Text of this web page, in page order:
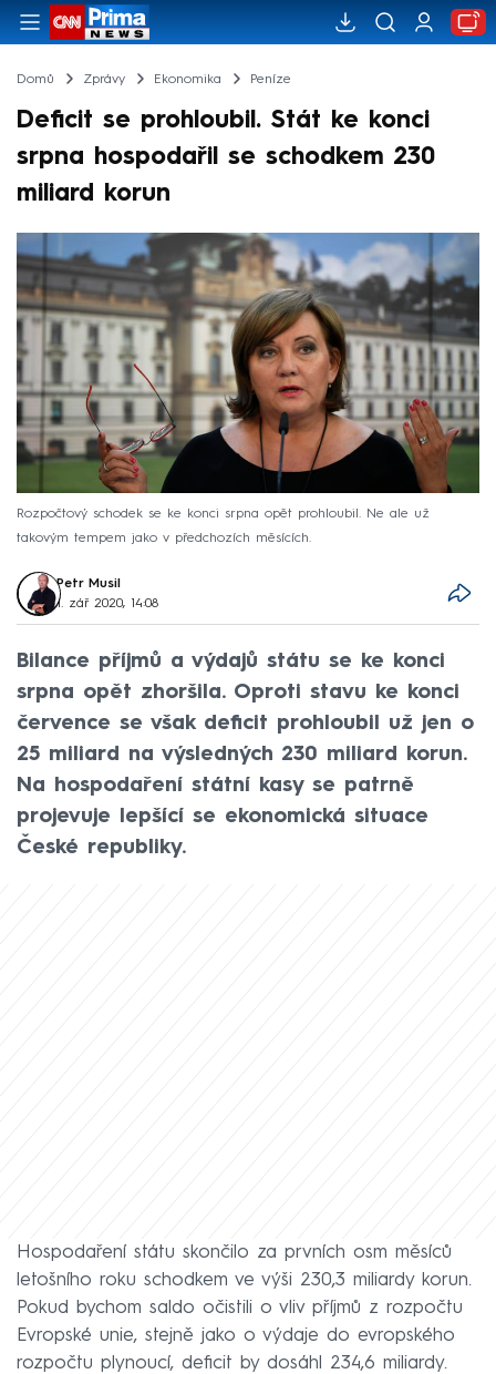
Domů Zprávy Ekonomika Peníze
Deficit se prohloubil. Stát ke konci
srpna hospodařil se schodkem 230
miliard korun
Rozpočtový schodek se ke konci srpna opět prohloubil. Ne ale už
takovým tempem jako v předchozích měsících.
Petr Musil
1. zář 2020, 14:08
Bilance příjmů a výdajů státu se ke konci
srpna opět zhoršila. Oproti stavu ke konci
července se však deficit prohloubil už jen o
25 miliard na výsledných 230 miliard korun.
Na hospodaření státní kasy se patrně
projevuje lepšící se ekonomická situace
České republiky.
Hospodaření státu skončilo za prvních osm měsíců
letošního roku schodkem ve výši 230,3 miliardy korun.
Pokud bychom saldo očistili o vliv příjmů z rozpočtu
Evropské unie, stejně jako o výdaje do evropského
rozpočtu plynoucí, deficit by dosáhl 234,6 miliardy.